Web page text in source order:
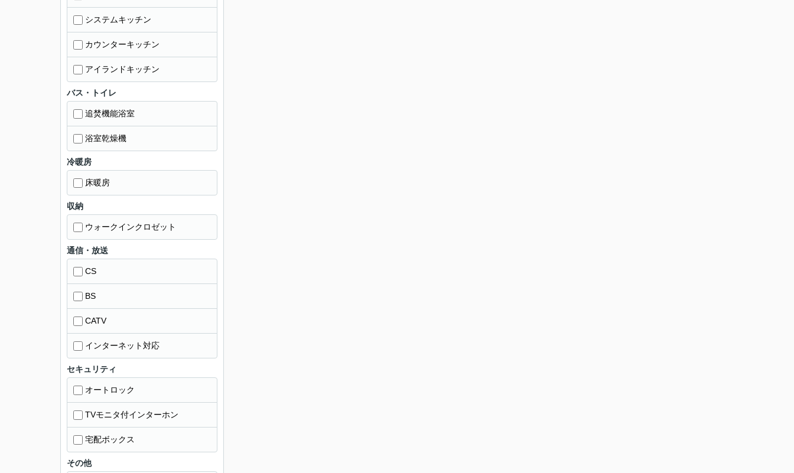
システムキッチン
カウンターキッチン
アイランドキッチン
バス・トイレ
追焚機能浴室
浴室乾燥機
冷暖房
床暖房
収納
ウォークインクロゼット
通信・放送
CS
BS
CATV
インターネット対応
セキュリティ
オートロック
TVモニタ付インターホン
宅配ボックス
その他